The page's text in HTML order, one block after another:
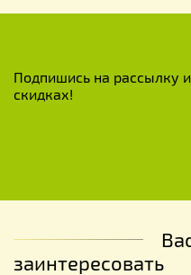
Подпишись на рассылку
скидках!
заинтересовать